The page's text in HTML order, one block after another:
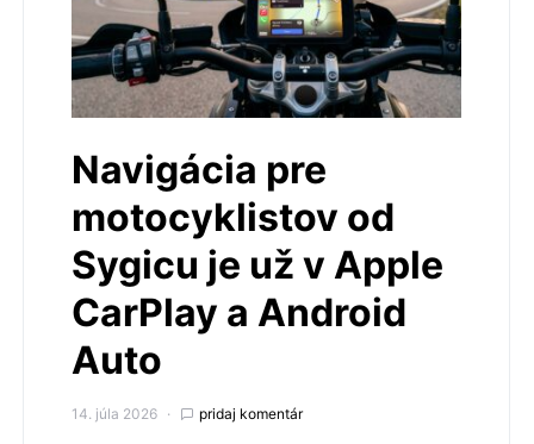
Navigácia pre
motocyklistov od
Sygicu je už v Apple
CarPlay a Android
Auto
14. júla 2026 pridaj komentár